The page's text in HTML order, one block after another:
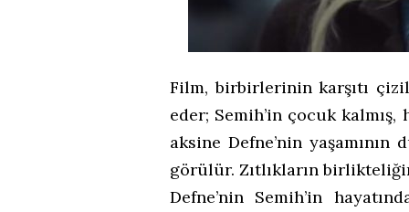
Film, birbirlerinin karşıtı
eder; Semih’in çocuk kalmış,
aksine Defne’nin
görülür. Zıtlıkların
Defne’nin Semih’in